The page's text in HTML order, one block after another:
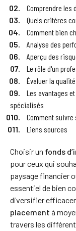
Comprendre les
Quels critères
Comment bien
Analyse des
Aperçu des
Le rôle d'un
Évaluer la
Les avantages
spécialisés
Comment
Liens sources
Choisir un fonds
pour ceux qui
paysage financier
essentiel de bien
diversifier
placement à
travers les